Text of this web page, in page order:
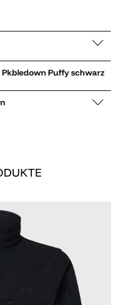
Snowbound Pkbledown Puffy schwarz